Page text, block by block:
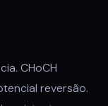
CHoCH
reversão.